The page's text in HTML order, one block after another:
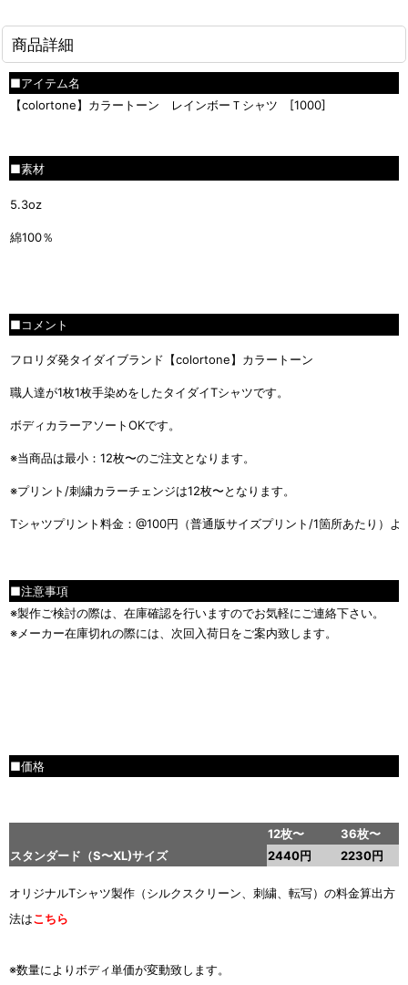
商品詳細
■アイテム名
【colortone】カラートーン レインボーＴシャツ [1000]
■素材
5.3oz
綿100％
■コメント
フロリダ発タイダイブランド【colortone】カラートーン
職人達が1枚1枚手染めをしたタイダイTシャツです。
ボディカラーアソートOKです。
※当商品は最小：12枚〜のご注文となります。
※プリント/刺繍カラーチェンジは12枚〜となります。
Tシャツプリント料金：@100円（普通版サイズプリント/1箇所あたり）よ
■注意事項
※製作ご検討の際は、在庫確認を行いますのでお気軽にご連絡下さい。
※メーカー在庫切れの際には、次回入荷日をご案内致します。
■価格
12枚〜
36枚〜
スタンダード（S〜XL)サイズ
2440円 2230円
オリジナルTシャツ製作（シルクスクリーン、刺繍、転写）の料金算出方
法はこちら
※数量によりボディ単価が変動致します。